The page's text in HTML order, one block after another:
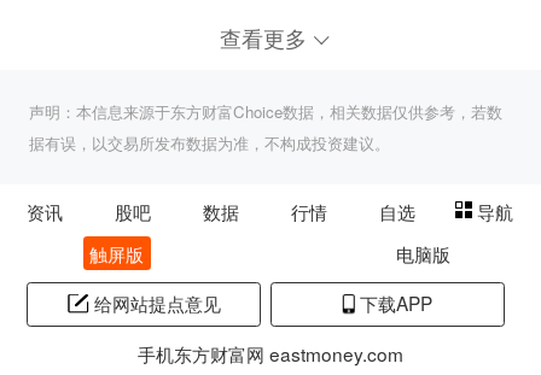
查看更多
声明：本信息来源于东方财富Choice数据，相关数据仅供参考，若数
据有误，以交易所发布数据为准，不构成投资建议。
资讯 股吧 数据 行情 自选
导航
触屏版
电脑版
给网站提点意见
下载APP
手机东方财富网 eastmoney.com